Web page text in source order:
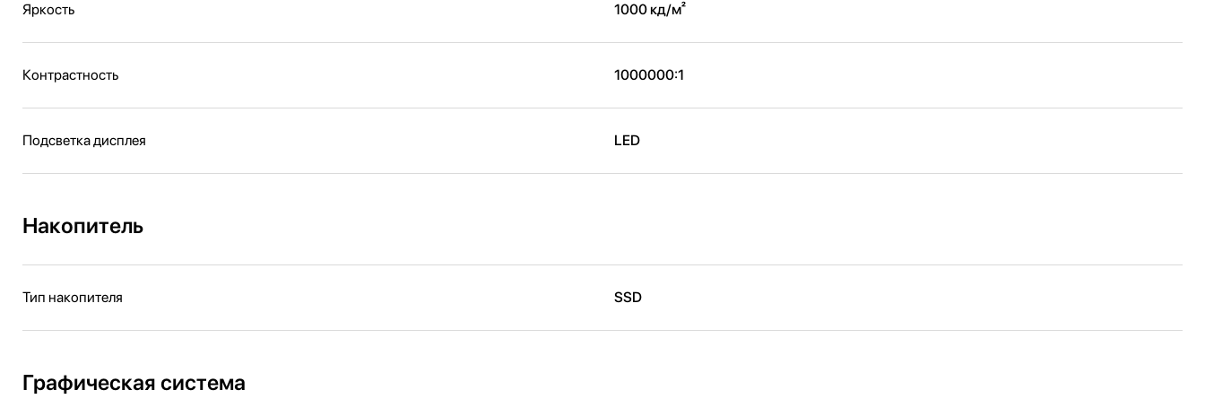
Яркость 1000 кд/м²
Контрастность 1000000:1
Подсветка дисплея LED
Накопитель
Тип накопителя SSD
Графическая система